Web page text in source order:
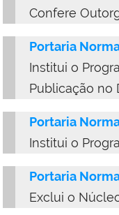
Confere
Portaria
Institui o
Publicação no
Portaria
Institui o
Portaria
Exclui o